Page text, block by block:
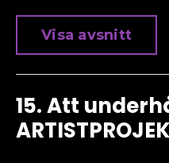
Visa avsnitt
15. Att